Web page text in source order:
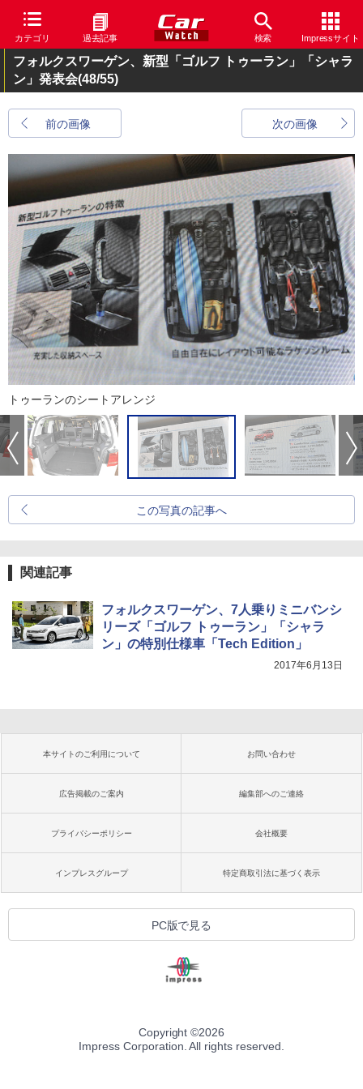
カテゴリ 過去記事 検索 Impressサイト
フォルクスワーゲン、新型「ゴルフ トゥーラン」「シャラ
ン」発表会(48/55)
前の画像 次の画像
トゥーランのシートアレンジ
この写真の記事へ
関連記事
フォルクスワーゲン、7人乗りミニバンシ
リーズ「ゴルフ トゥーラン」「シャラ
ン」の特別仕様車「Tech Edition」
2017年6月13日
本サイトのご利用について お問い合わせ
広告掲載のご案内 編集部へのご連絡
プライバシーポリシー 会社概要
インプレスグループ 特定商取引法に基づく表示
PC版で見る
Copyright ©2026
Impress Corporation. All rights reserved.